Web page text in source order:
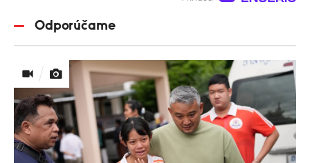
Odporúčame